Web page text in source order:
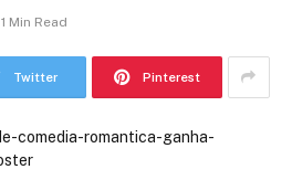
1 Min Read
Twitter Pinterest